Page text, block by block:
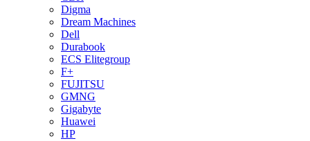
Digma
Dream Machines
Dell
Durabook
ECS Elitegroup
F+
FUJITSU
GMNG
Gigabyte
Huawei
HP